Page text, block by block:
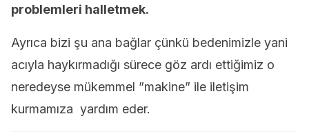
problemleri halletmek.
Ayrıca bizi şu ana bağlar çünkü bedenimizle yani
acıyla haykırmadığı sürece göz ardı ettiğimiz o
neredeyse mükemmel ”makine” ile iletişim
kurmamıza yardım eder.